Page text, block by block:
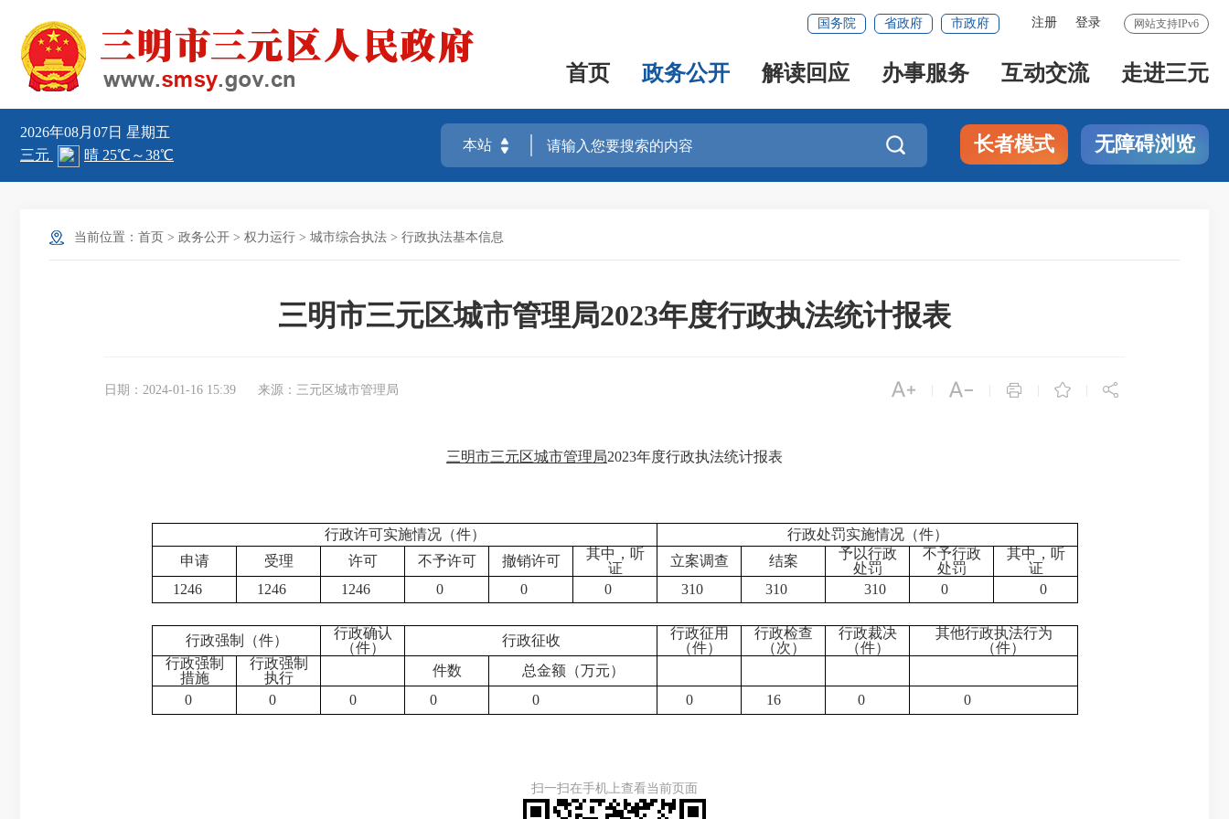
网站支持IPv6
注册 登录
国务院 省政府 市政府
首页 政务公开 解读回应 办事服务 互动交流 走进三元
2026年08月07日 星期五
 长者模式 无障碍浏览
当前位置： 首页 > 政务公开 > 权力运行 > 城市综合执法 > 行政执法基本信息
三明市三元区城市管理局2023年度行政执法统计报表
日期：2024-01-16 15:39 来源：三元区城市管理局     
三明市三元区城市管理局2023年度行政执法统计报表
行政许可实施情况（件）
行政处罚实施情况（件）
申请
受理 许可 不予许可 撤销许可
其中，听
证
立案调查 结案
予以行政
处罚
不予行政
处罚
其中，听
证
1246
1246 1246 0 0 0 310 310 310 0 0
行政强制（件）
行政确认
（件）
行政征收
行政征用
（件）
行政检查
（次）
行政裁决
（件）
其他行政执法行为
（件）
行政强制
措施
行政强制
执行
件数
总金额（万元）
0
0 0 0 0 0 16 0 0
扫一扫在手机上查看当前页面